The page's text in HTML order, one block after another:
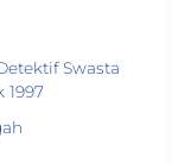
Swasta
1997